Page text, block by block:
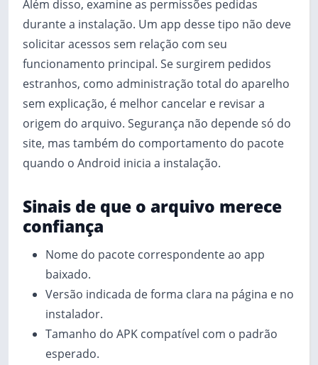
Além disso, examine as permissões pedidas
durante a instalação. Um app desse tipo não deve
solicitar acessos sem relação com seu
funcionamento principal. Se surgirem pedidos
estranhos, como administração total do aparelho
sem explicação, é melhor cancelar e revisar a
origem do arquivo. Segurança não depende só do
site, mas também do comportamento do pacote
quando o Android inicia a instalação.
Sinais de que o arquivo merece
confiança
Nome do pacote correspondente ao app
baixado.
Versão indicada de forma clara na página e no
instalador.
Tamanho do APK compatível com o padrão
esperado.